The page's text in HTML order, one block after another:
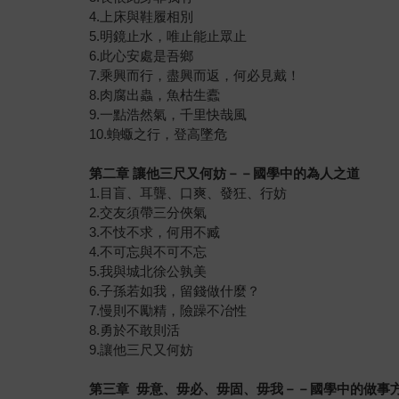
4.上床與鞋履相別
5.明鏡止水，唯止能止眾止
6.此心安處是吾鄉
7.乘興而行，盡興而返，何必見戴！
8.肉腐出蟲，魚枯生蠹
9.一點浩然氣，千里快哉風
10.蝜蝂之行，登高墜危
第二章讓他三尺又何妨－－國學中的為人之道
1.目盲、耳聾、口爽、發狂、行妨
2.交友須帶三分俠氣
3.不忮不求，何用不臧
4.不可忘與不可不忘
5.我與城北徐公孰美
6.子孫若如我，留錢做什麼？
7.慢則不勵精，險躁不冶性
8.勇於不敢則活
9.讓他三尺又何妨
第三章毋意、毋必、毋固、毋我－－國學中的做事